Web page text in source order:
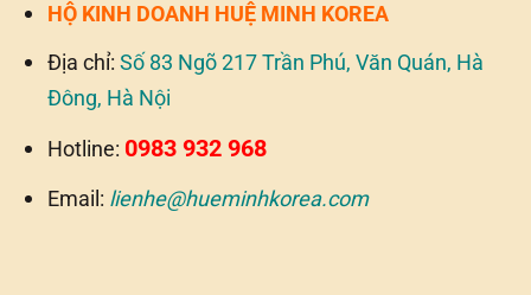
HỘ KINH DOANH HUỆ MINH KOREA
Địa chỉ: Số 83 Ngõ 217 Trần Phú, Văn Quán, Hà
Đông, Hà Nội
Hotline: 0983 932 968
Email: lienhe@hueminhkorea.com